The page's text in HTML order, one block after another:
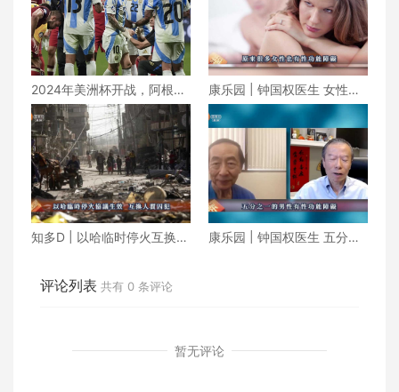
2024年美洲杯开战，阿根廷
揭幕战2-0力克加拿大
康乐园 | 钟国权医生 女性也
有性功能障碍
知多D | 以哈临时停火互换人
康乐园 | 钟国权医生 五分之
评论列表 共有 0 条评论
暂无评论